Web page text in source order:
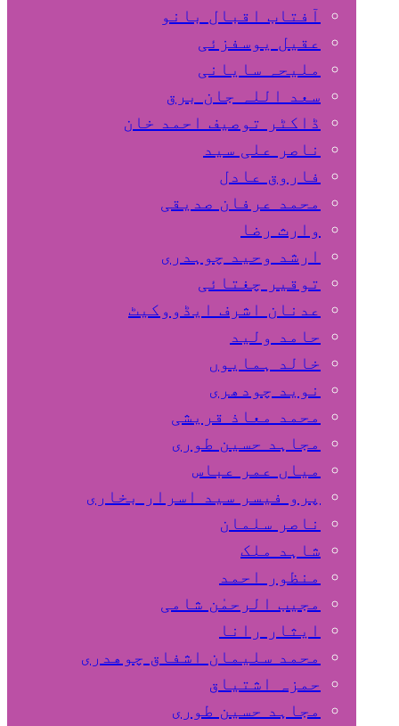
آفتاب اقبال بانو
عقیل یوسفزئی
ملیحہ سایانی
سعد اللہ جان برق
ڈاکٹر توصیف احمد خان
ناصر علی سید
فاروق عادل
محمد عرفان صدیقی
وارث رضا
ارشد وحید چوہدری
توقیر چغتائی
عدنان اشرف ایڈووکیٹ
حامد ولید
خالد ہمایوں
نوید چودھری
محمد معاذ قریشی
مجاہد حسین طوری
میاں عمر عباس
پرو فیسر سید اسرار بخاری
ناصر سلمان
شاہد ملک
منظور احمد
مجیب الرحمٰن شامی
ایثار رانا
محمد سلیمان اشفاق چوهدری
حمزہ اشتیاق
مجاہد حسین طوری